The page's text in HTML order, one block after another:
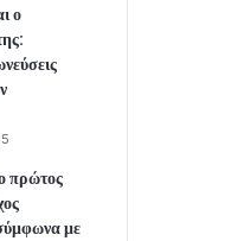
ο
πρώτος
με